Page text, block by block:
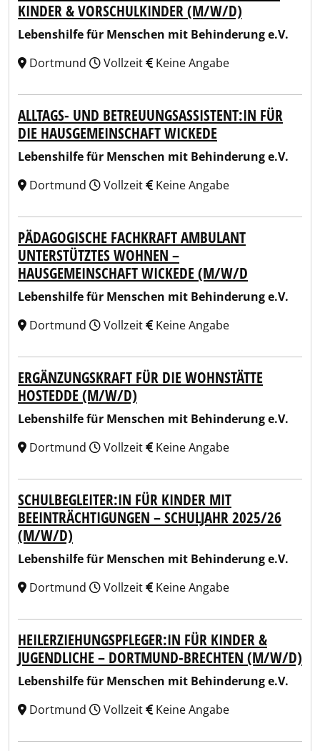
KINDER & VORSCHULKINDER (M/W/D)
Lebenshilfe für Menschen mit Behinderung e.V.
Dortmund
Vollzeit Keine Angabe
ALLTAGS- UND BETREUUNGSASSISTENT:IN FÜR
DIE HAUSGEMEINSCHAFT WICKEDE
Lebenshilfe für Menschen mit Behinderung e.V.
Dortmund
Vollzeit Keine Angabe
PÄDAGOGISCHE FACHKRAFT AMBULANT
UNTERSTÜTZTES WOHNEN –
HAUSGEMEINSCHAFT WICKEDE (M/W/D
Lebenshilfe für Menschen mit Behinderung e.V.
Dortmund
Vollzeit Keine Angabe
ERGÄNZUNGSKRAFT FÜR DIE WOHNSTÄTTE
HOSTEDDE (M/W/D)
Lebenshilfe für Menschen mit Behinderung e.V.
Dortmund
Vollzeit Keine Angabe
SCHULBEGLEITER:IN FÜR KINDER MIT
BEEINTRÄCHTIGUNGEN – SCHULJAHR 2025/26
(M/W/D)
Lebenshilfe für Menschen mit Behinderung e.V.
Dortmund
Vollzeit Keine Angabe
HEILERZIEHUNGSPFLEGER:IN FÜR KINDER &
JUGENDLICHE – DORTMUND-BRECHTEN (M/W/D)
Lebenshilfe für Menschen mit Behinderung e.V.
Dortmund
Vollzeit Keine Angabe